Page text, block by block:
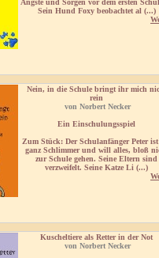
Ängste und Sorgen vor dem ersten
Sein Hund Foxy beobachtet al (...)
Nein, in die Schule bringt ihr mich
rein
von Norbert Necker
EinEinschulungsspiel
Zum Stück: Der Schulanfänger Peter
ganz Schlimmer und will alles, bloß
zur Schule gehen. Seine Eltern sind
verzweifelt. Seine Katze Li (...)
Kuscheltiere als Retter in der Not
von Norbert Necker